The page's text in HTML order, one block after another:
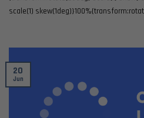
scale(1)
20
Jun